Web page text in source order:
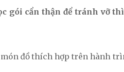
gói cẩn thận để tránh vỡ
đồ thích hợp trên hành